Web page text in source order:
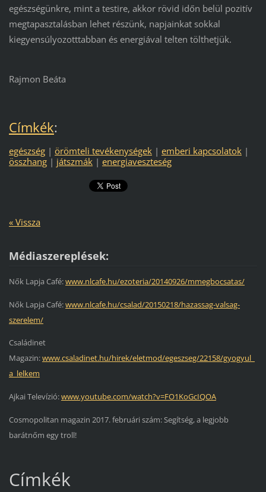
egészségünkre, mint a testire, akkor rövid időn belül pozitív
megtapasztalásban lehet részünk, napjainkat sokkal
kiegyensúlyozotttabban és energiával telten tölthetjük.
Rajmon Beáta
Címkék:
egészség | örömteli tevékenységek | emberi kapcsolatok |
összhang | játszmák | energiaveszteség
« Vissza
Médiaszereplések:
Nők Lapja Café:www.nlcafe.hu/ezoteria/20140926/mmegbocsatas/
Nők Lapja Café:www.nlcafe.hu/csalad/20150218/hazassag-valsag-
szerelem/
Családinet
Magazin:www.csaladinet.hu/hirek/eletmod/egeszseg/22158/gyogyul_
a_lelkem
Ajkai Televízió:www.youtube.com/watch?v=FO1KoGcIQOA
Cosmopolitan magazin 2017. februári szám: Segítség, a legjobb
barátnőm egy troll!
Címkék